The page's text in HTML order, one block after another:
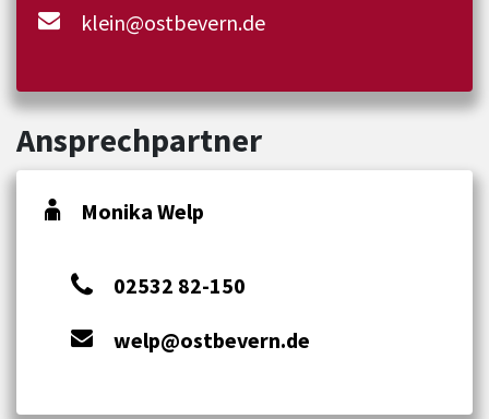
klein@ostbevern.de
Ansprechpartner
Monika Welp
02532 82-150
welp@ostbevern.de